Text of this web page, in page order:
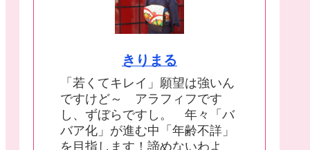
きりまる
「若くてキレイ」願望は強いん
ですけど～ アラフィフです
し、ずぼらですし。 年々「バ
バア化」が進む中「年齢不詳」
を目指します！諦めないわよ